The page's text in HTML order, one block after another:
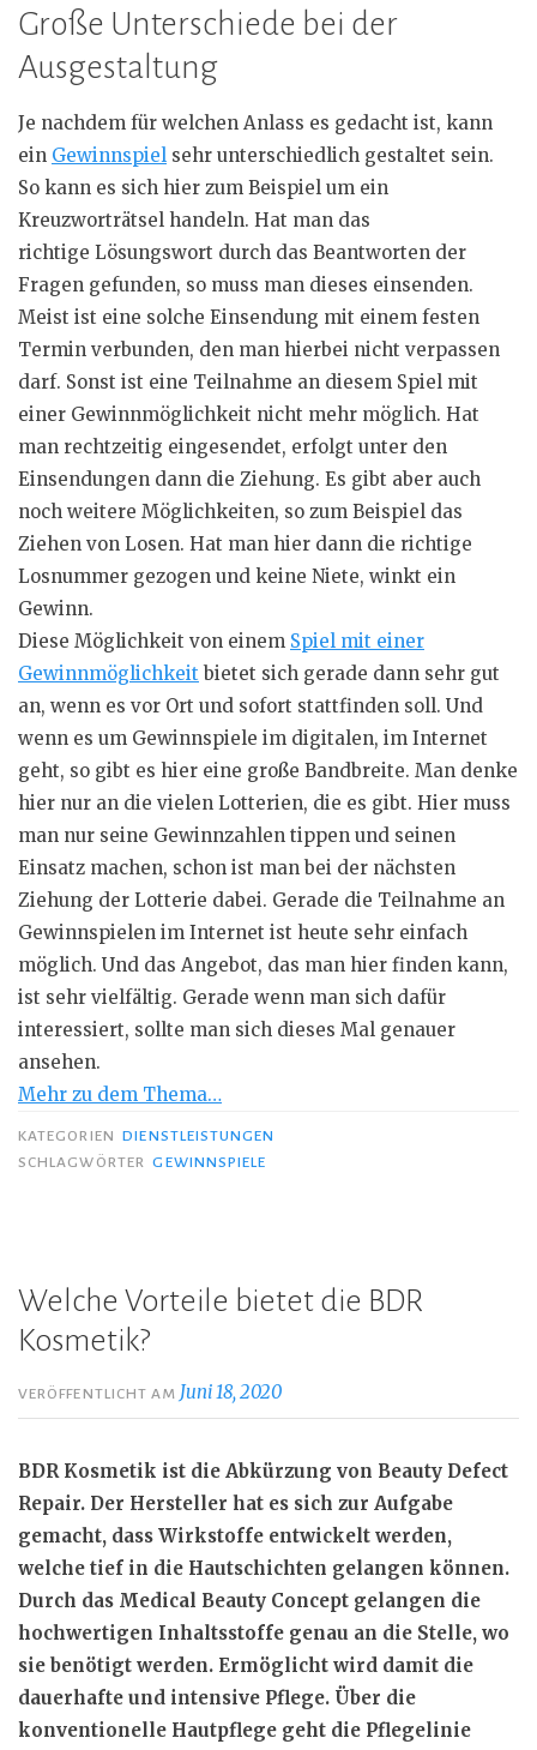
Große Unterschiede bei der
Ausgestaltung
Je nachdem für welchen Anlass es gedacht ist, kann
ein Gewinnspiel sehr unterschiedlich gestaltet sein.
So kann es sich hier zum Beispiel um ein
Kreuzworträtsel handeln. Hat man das
richtige Lösungswort durch das Beantworten der
Fragen gefunden, so muss man dieses einsenden.
Meist ist eine solche Einsendung mit einem festen
Termin verbunden, den man hierbei nicht verpassen
darf. Sonst ist eine Teilnahme an diesem Spiel mit
einer Gewinnmöglichkeit nicht mehr möglich. Hat
man rechtzeitig eingesendet, erfolgt unter den
Einsendungen dann die Ziehung. Es gibt aber auch
noch weitere Möglichkeiten, so zum Beispiel das
Ziehen von Losen. Hat man hier dann die richtige
Losnummer gezogen und keine Niete, winkt ein
Gewinn.
Diese Möglichkeit von einem Spiel mit einer
Gewinnmöglichkeit bietet sich gerade dann sehr gut
an, wenn es vor Ort und sofort stattfinden soll. Und
wenn es um Gewinnspiele im digitalen, im Internet
geht, so gibt es hier eine große Bandbreite. Man denke
hier nur an die vielen Lotterien, die es gibt. Hier muss
man nur seine Gewinnzahlen tippen und seinen
Einsatz machen, schon ist man bei der nächsten
Ziehung der Lotterie dabei. Gerade die Teilnahme an
Gewinnspielen im Internet ist heute sehr einfach
möglich. Und das Angebot, das man hier finden kann,
ist sehr vielfältig. Gerade wenn man sich dafür
interessiert, sollte man sich dieses Mal genauer
ansehen.
Mehr zu dem Thema…
KATEGORIEN DIENSTLEISTUNGEN
SCHLAGWÖRTER GEWINNSPIELE
Welche Vorteile bietet die BDR
Kosmetik?
VERÖFFENTLICHT AM Juni 18, 2020
BDR Kosmetik ist die Abkürzung von Beauty Defect
Repair. Der Hersteller hat es sich zur Aufgabe
gemacht, dass Wirkstoffe entwickelt werden,
welche tief in die Hautschichten gelangen können.
Durch das Medical Beauty Concept gelangen die
hochwertigen Inhaltsstoffe genau an die Stelle, wo
sie benötigt werden. Ermöglicht wird damit die
dauerhafte und intensive Pflege. Über die
konventionelle Hautpflege geht die Pflegelinie